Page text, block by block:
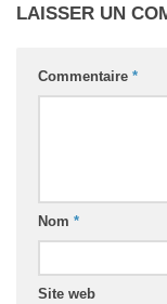
LAISSER UN
Commentaire *
Nom *
Site web